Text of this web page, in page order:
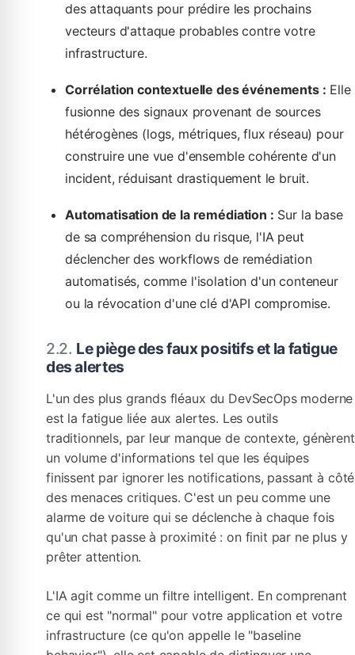
des attaquants pour prédire les prochains
vecteurs d'attaque probables contre votre
infrastructure.
Corrélation contextuelle des événements : Elle
fusionne des signaux provenant de sources
hétérogènes (logs, métriques, flux réseau) pour
construire une vue d'ensemble cohérente d'un
incident, réduisant drastiquement le bruit.
Automatisation de la remédiation : Sur la base
de sa compréhension du risque, l'IA peut
déclencher des workflows de remédiation
automatisés, comme l'isolation d'un conteneur
ou la révocation d'une clé d'API compromise.
Le piège des faux positifs et la fatigue
des alertes
L'un des plus grands fléaux du DevSecOps moderne
est la fatigue liée aux alertes. Les outils
traditionnels, par leur manque de contexte, génèrent
un volume d'informations tel que les équipes
finissent par ignorer les notifications, passant à côté
des menaces critiques. C'est un peu comme une
alarme de voiture qui se déclenche à chaque fois
qu'un chat passe à proximité : on finit par ne plus y
prêter attention.
L'IA agit comme un filtre intelligent. En comprenant
ce qui est "normal" pour votre application et votre
infrastructure (ce qu'on appelle le "baseline